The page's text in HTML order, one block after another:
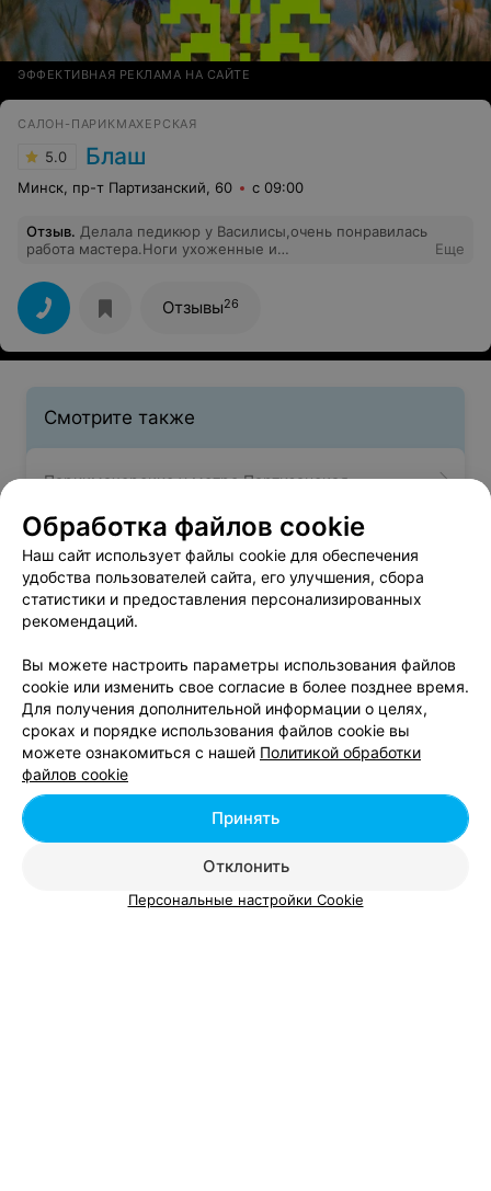
ЭФФЕКТИВНАЯ РЕКЛАМА НА САЙТЕ
САЛОН-ПАРИКМАХЕРСКАЯ
5.0 Блаш
Минск, пр-т Партизанский, 60 с 09:00
Отзыв. Делала педикюр у Василисы,очень понравилась
работа мастера.Ноги ухоженные и
Еще
Отзывы26
Смотрите также
Парикмахерские у метро Партизанская
Солярии у метро Партизанская
Салоны красоты у метро Партизанская
Добавить компанию
Добавить специалиста
Обработка файлов cookie
Наш сайт использует файлы cookie для обеспечения
удобства пользователей сайта, его улучшения, сбора
статистики и предоставления персонализированных
рекомендаций.
Вы можете настроить параметры использования файлов
cookie или изменить свое согласие в более позднее время.
Для получения дополнительной информации о целях,
сроках и порядке использования файлов cookie вы
можете ознакомиться с нашей Политикой обработки
файлов cookie
Отклонить
Принять
Персональные настройки Cookie